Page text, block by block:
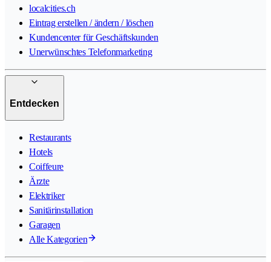
localcities.ch
Eintrag erstellen / ändern / löschen
Kundencenter für Geschäftskunden
Unerwünschtes Telefonmarketing
Entdecken
Restaurants
Hotels
Coiffeure
Ärzte
Elektriker
Sanitärinstallation
Garagen
Alle Kategorien